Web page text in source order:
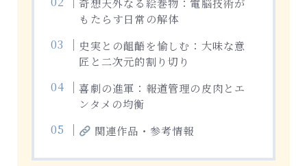
奇想天外なる絵巻物：電脳技術が
もたらす日常の解体
史実との齟齬を愉しむ：大味な意
匠と二次元的割り切り
喜劇の進軍：報道管理の皮肉とエ
ンタメの均衡
関連作品・参考情報